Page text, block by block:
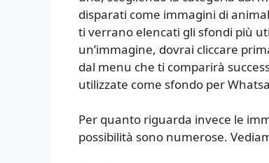
disparati come immagini di
ti verrano elencati gli sfondi più
un’immagine, dovrai cliccare
dal menu che ti comparirà
utilizzate come sfondo per
Per quanto riguarda invece le
possibilità sono numerose.